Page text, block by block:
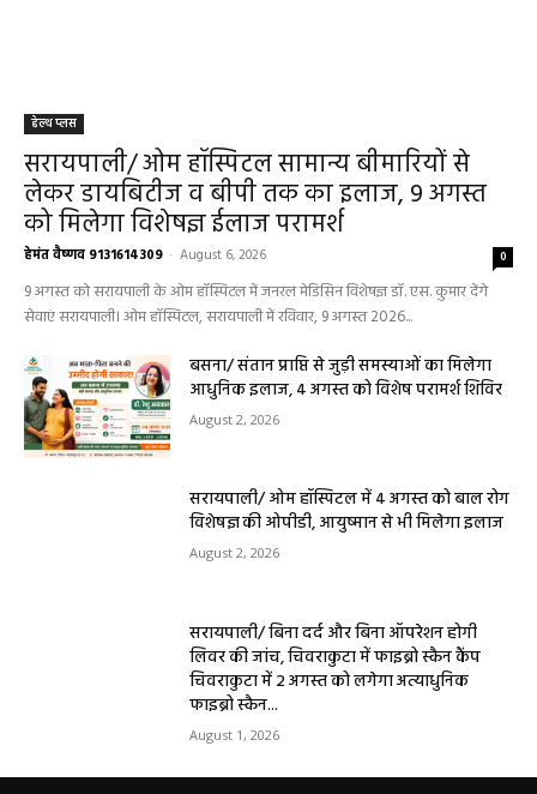
हेल्थ प्लस
सरायपाली/ ओम हॉस्पिटल सामान्य बीमारियों से
लेकर डायबिटीज व बीपी तक का इलाज, 9 अगस्त
को मिलेगा विशेषज्ञ ईलाज परामर्श
हेमंत वैष्णव 9131614309 - August 6, 2026 0
9 अगस्त को सरायपाली के ओम हॉस्पिटल में जनरल मेडिसिन विशेषज्ञ डॉ. एस. कुमार देंगे
सेवाएं सरायपाली। ओम हॉस्पिटल, सरायपाली में रविवार, 9 अगस्त 2026...
बसना/ संतान प्राप्ति से जुड़ी समस्याओं का मिलेगा
आधुनिक इलाज, 4 अगस्त को विशेष परामर्श शिविर
August 2, 2026
सरायपाली/ ओम हॉस्पिटल में 4 अगस्त को बाल रोग
विशेषज्ञ की ओपीडी, आयुष्मान से भी मिलेगा इलाज
August 2, 2026
सरायपाली/ बिना दर्द और बिना ऑपरेशन होगी
लिवर की जांच, चिवराकुटा में फाइब्रो स्कैन कैंप
चिवराकुटा में 2 अगस्त को लगेगा अत्याधुनिक
फाइब्रो स्कैन...
August 1, 2026